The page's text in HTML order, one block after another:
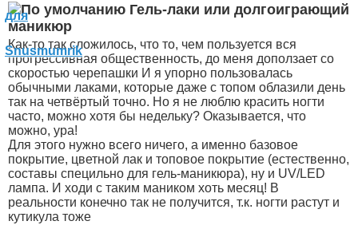
Гель-лаки или долгоиграющий
маникюр
Как-то так сложилось, что то, чем пользуется вся
прогрессивная общественность, до меня доползает со
скоростью черепашки И я упорно пользовалась
обычными лаками, которые даже с топом облазили день
так на четвёртый точно. Но я не люблю красить ногти
часто, можно хотя бы недельку? Оказывается, что
можно, ура!
Для этого нужно всего ничего, а именно базовое
покрытие, цветной лак и топовое покрытие (естественно,
составы специльно для гель-маникюра), ну и UV/LED
лампа. И ходи с таким маником хоть месяц! В
реальности конечно так не получится, т.к. ногти растут и
кутикула тоже